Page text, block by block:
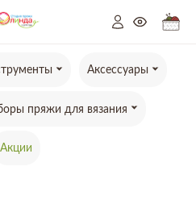
Аксессуары
пряжи для вязания
Акции